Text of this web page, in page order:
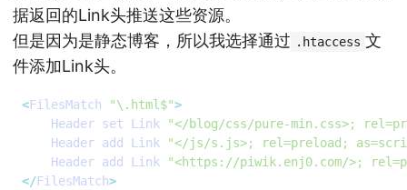
据返回的Link头推送这些资源。
但是因为是静态博客，所以我选择通过 .htaccess 文
件添加Link头。
<FilesMatch "\.html$">
Header set Link
"</blog/css/pure-min.css>;
Header add Link
"</js/s.js>; rel=preload;
Header add Link
"<https://piwik.enj0.com/>;
</FilesMatch>